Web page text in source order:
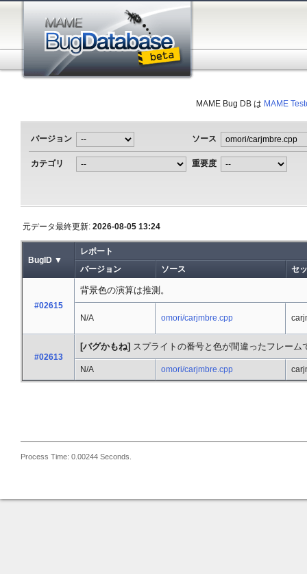
MAME Bug DB は MAME
バージョン ソース
カテゴリ 重要度
元データ最終更新: 2026-08-05 13:24
BugID ▼
レポート
バージョン
ソース セ
#02615
背景色の演算は推測。
N/A omori/carjmbre.cpp
#02613
[バグかもね] スプライトの番号と色が間違ったフレー
N/A omori/carjmbre.cpp
Process Time: 0.00244 Seconds.